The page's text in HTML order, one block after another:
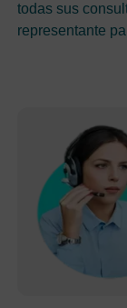
todas sus
representante